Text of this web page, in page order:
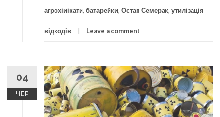
агрохіиікати, батарейки, Остап Семерак, утилізація
відходів Leave a comment
04
ЧЕР